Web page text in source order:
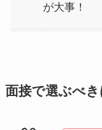
が大事！
面接で選ぶべ